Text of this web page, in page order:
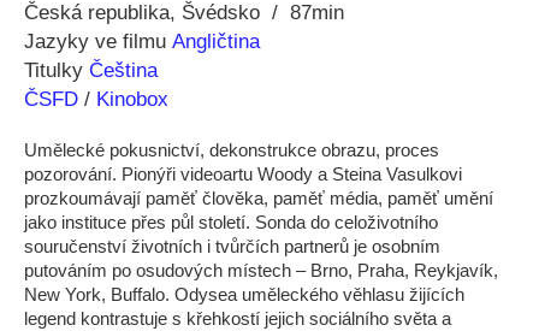
Česká republika Švédsko
87min
Jazyky ve filmu Angličtina
Titulky Čeština
ČSFD / Kinobox
Umělecké pokusnictví, dekonstrukce obrazu, proces
pozorování. Pionýři videoartu Woody a Steina Vasulkovi
prozkoumávají paměť člověka, paměť média, paměť umění
jako instituce přes půl století. Sonda do celoživotního
souručenství životních i tvůrčích partnerů je osobním
putováním po osudových místech – Brno, Praha, Reykjavík,
New York, Buffalo. Odysea uměleckého věhlasu žijících
legend kontrastuje s křehkostí jejich sociálního světa a